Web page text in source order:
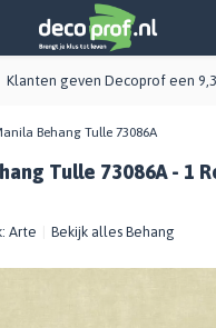
Klanten geven Decoprof een 9,3
Behang Tulle 73086A
Tulle 73086A - 1
Arte Bekijk alles Behang